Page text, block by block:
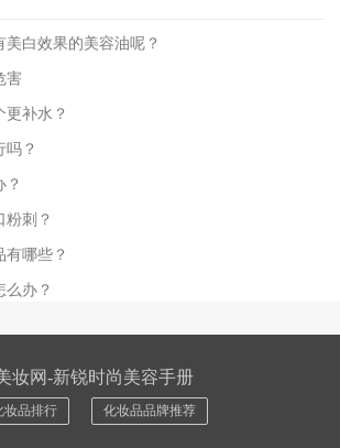
白效果的美容油呢？
害
补水？
吗？
？
粉刺？
有哪些？
么办？
妆网-新锐时尚美容手册
妆品排行 化妆品品牌推荐